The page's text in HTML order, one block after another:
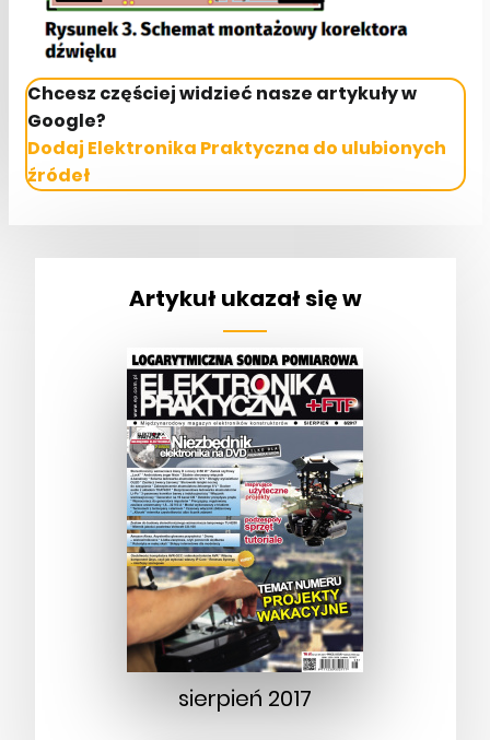
Chcesz częściej widzieć nasze artykuły w
Google?
Dodaj Elektronika Praktyczna do ulubionych
źródeł
Artykuł ukazał się w
sierpień 2017